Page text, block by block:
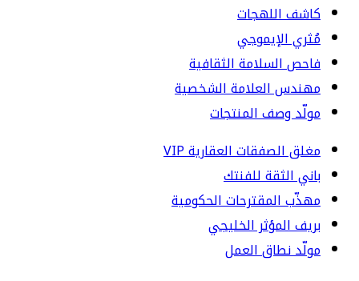
كاشف اللهجات
مُثري الإيموجي
فاحص السلامة الثقافية
مهندس العلامة الشخصية
مولّد وصف المنتجات
مغلق الصفقات العقارية VIP
باني الثقة للفنتك
مهذّب المقترحات الحكومية
بريف المؤثر الخليجي
مولّد نطاق العمل